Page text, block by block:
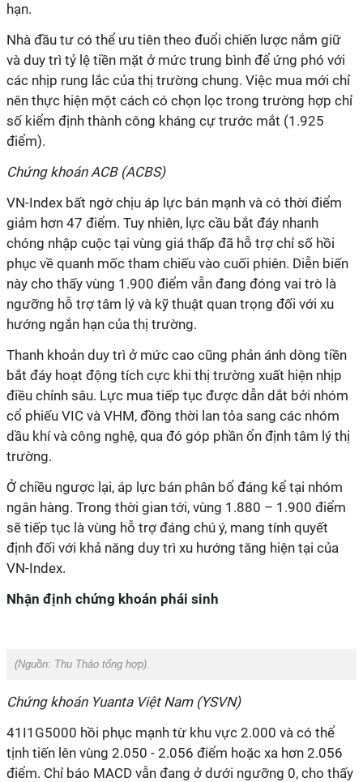
hạn.
Nhà đầu tư có thể ưu tiên theo đuổi chiến lược nắm giữ
và duy trì tỷ lệ tiền mặt ở mức trung bình để ứng phó với
các nhịp rung lắc của thị trường chung. Việc mua mới chỉ
nên thực hiện một cách có chọn lọc trong trường hợp chỉ
số kiểm định thành công kháng cự trước mắt (1.925
điểm).
Chứng khoán ACB (ACBS)
VN-Index bất ngờ chịu áp lực bán mạnh và có thời điểm
giảm hơn 47 điểm. Tuy nhiên, lực cầu bắt đáy nhanh
chóng nhập cuộc tại vùng giá thấp đã hỗ trợ chỉ số hồi
phục về quanh mốc tham chiếu vào cuối phiên. Diễn biến
này cho thấy vùng 1.900 điểm vẫn đang đóng vai trò là
ngưỡng hỗ trợ tâm lý và kỹ thuật quan trọng đối với xu
hướng ngắn hạn của thị trường.
Thanh khoản duy trì ở mức cao cũng phản ánh dòng tiền
bắt đáy hoạt động tích cực khi thị trường xuất hiện nhịp
điều chỉnh sâu. Lực mua tiếp tục được dẫn dắt bởi nhóm
cổ phiếu VIC và VHM, đồng thời lan tỏa sang các nhóm
dầu khí và công nghệ, qua đó góp phần ổn định tâm lý thị
trường.
Ở chiều ngược lại, áp lực bán phân bổ đáng kể tại nhóm
ngân hàng. Trong thời gian tới, vùng 1.880 – 1.900 điểm
sẽ tiếp tục là vùng hỗ trợ đáng chú ý, mang tính quyết
định đối với khả năng duy trì xu hướng tăng hiện tại của
VN-Index.
Nhận định chứng khoán phái sinh
(Nguồn: Thu Thảo tổng hợp).
Chứng khoán Yuanta Việt Nam (YSVN)
41I1G5000 hồi phục mạnh từ khu vực 2.000 và có thể
tịnh tiến lên vùng 2.050 - 2.056 điểm hoặc xa hơn 2.056
điểm. Chỉ báo MACD vẫn đang ở dưới ngưỡng 0, cho thấy